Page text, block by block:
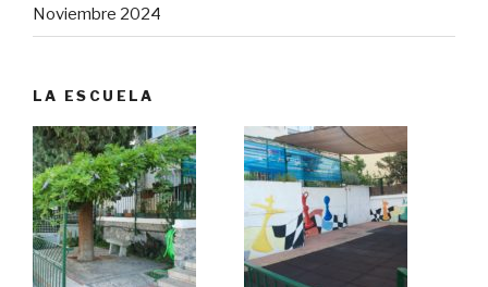
Noviembre 2024
LA ESCUELA